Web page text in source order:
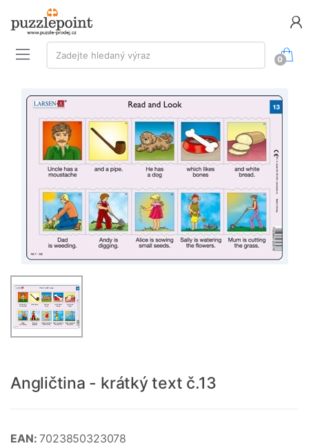
Vyhledávání:
Zadejte hledaný výraz
0
Angličtina - krátký text č.13
EAN: 7023850323078